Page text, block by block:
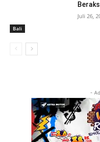
Bali
Juli 26,
-